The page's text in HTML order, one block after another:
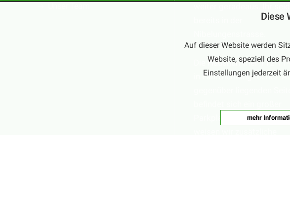
Die Hausnummer 112-
in Fahrtrichtung rechts.
Parkplatz. In der
Diese
Auf dieser Website werden
Website, speziell des
Einstellungen jederzeit
mehr